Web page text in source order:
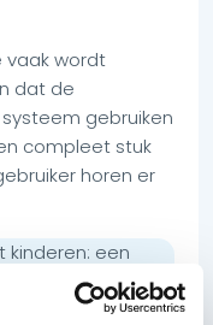
vaak wordt
dat de
gebruiken
compleet stuk
horen er
kinderen: een
vergroten,
bij zorgvuldig